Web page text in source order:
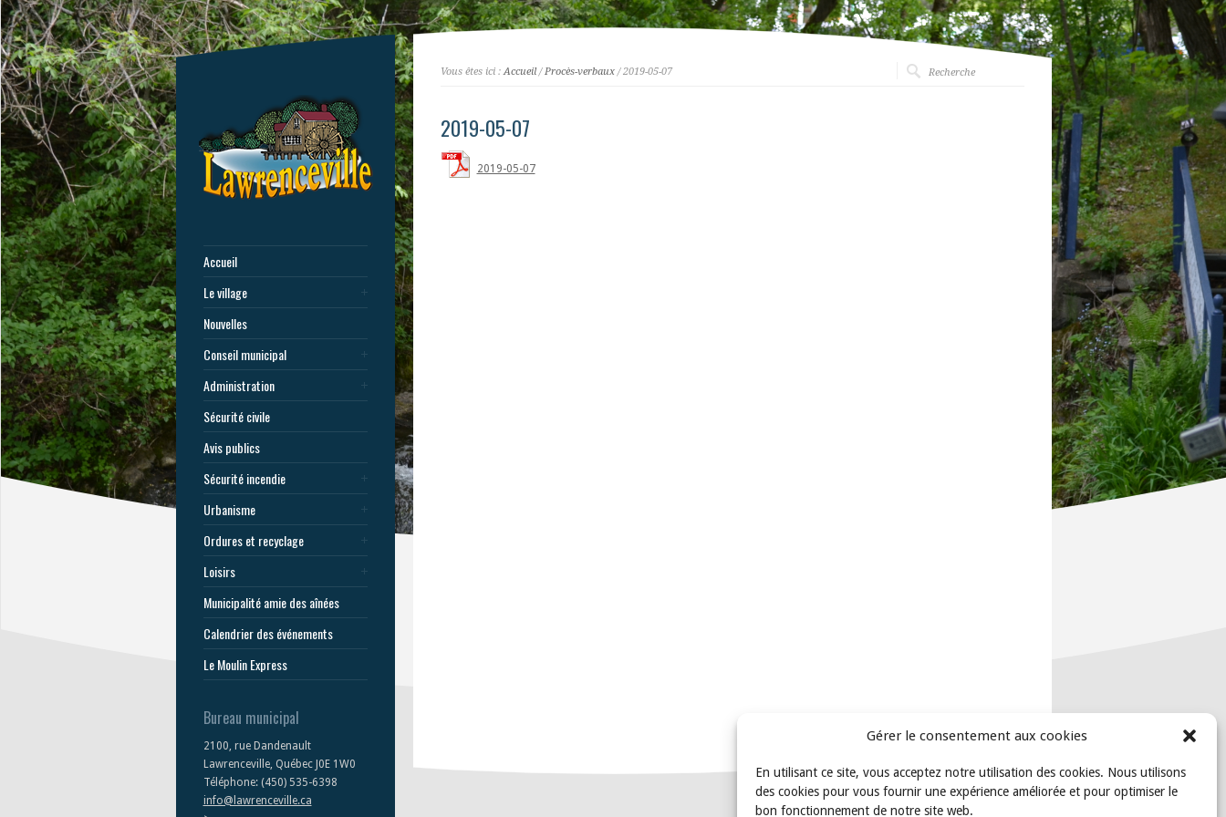
Gérer le consentement aux cookies
En utilisant ce site, vous acceptez notre utilisation des cookies. Nous utilisons
des cookies pour vous fournir une expérience améliorée et pour optimiser le
bon fonctionnement de notre site web.
Accueil
Le village
Nouvelles
Conseil municipal
Administration
Sécurité civile
Avis publics
Sécurité incendie
Urbanisme
Ordures et recyclage
Loisirs
Municipalité amie des aînées
Calendrier des événements
Le Moulin Express
Bureau municipal
2100, rue Dandenault
Lawrenceville, Québec J0E 1W0
Téléphone: (450) 535-6398
info@lawrenceville.ca
Vous êtes ici :Accueil/Procès-verbaux/ 2019-05-07
2019-05-07
2019-05-07